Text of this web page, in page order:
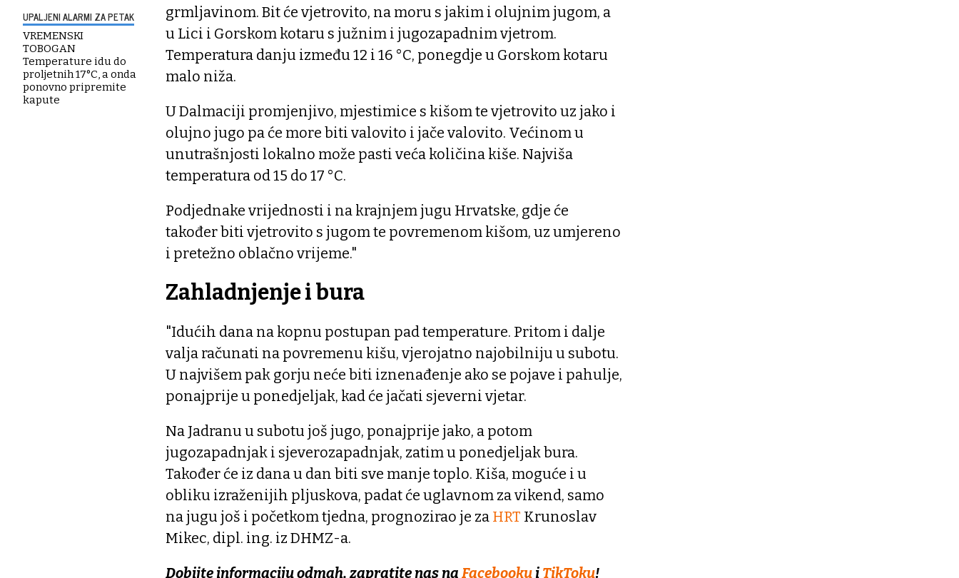
UPALJENI ALARMI ZA PETAK
VREMENSKI
TOBOGAN
Temperature idu do
proljetnih 17°C, a onda
ponovno pripremite
kapute
grmljavinom. Bit će vjetrovito, na moru s jakim i olujnim jugom, a
u Lici i Gorskom kotaru s južnim i jugozapadnim vjetrom.
Temperatura danju između 12 i 16 °C, ponegdje u Gorskom kotaru
malo niža.
U Dalmaciji promjenjivo, mjestimice s kišom te vjetrovito uz jako i
olujno jugo pa će more biti valovito i jače valovito. Većinom u
unutrašnjosti lokalno može pasti veća količina kiše. Najviša
temperatura od 15 do 17 °C.
Podjednake vrijednosti i na krajnjem jugu Hrvatske, gdje će
također biti vjetrovito s jugom te povremenom kišom, uz umjereno
i pretežno oblačno vrijeme."
Zahladnjenje i bura
"Idućih dana na kopnu postupan pad temperature. Pritom i dalje
valja računati na povremenu kišu, vjerojatno najobilniju u subotu.
U najvišem pak gorju neće biti iznenađenje ako se pojave i pahulje,
ponajprije u ponedjeljak, kad će jačati sjeverni vjetar.
Na Jadranu u subotu još jugo, ponajprije jako, a potom
jugozapadnjak i sjeverozapadnjak, zatim u ponedjeljak bura.
Također će iz dana u dan biti sve manje toplo. Kiša, moguće i u
obliku izraženijih pljuskova, padat će uglavnom za vikend, samo
na jugu još i početkom tjedna, prognozirao je za HRT Krunoslav
Mikec, dipl. ing. iz DHMZ-a.
Dobijte informaciju odmah, zapratite nas na Facebooku i TikToku!